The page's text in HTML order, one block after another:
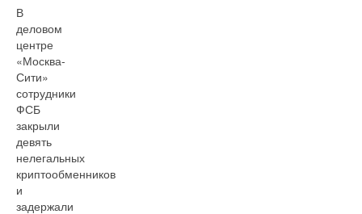
В
деловом
центре
«Москва-
Сити»
сотрудники
ФСБ
закрыли
девять
нелегальных
криптообменников
и
задержали